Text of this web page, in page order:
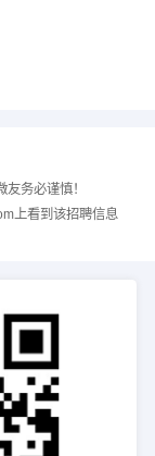
务必谨慎！
上看到该招聘信息